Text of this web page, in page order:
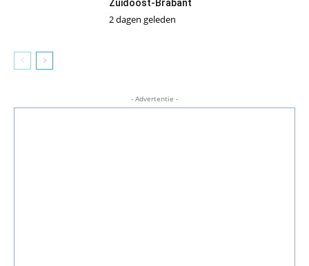
Zuidoost-Brabant
2 dagen geleden
- Advertentie -